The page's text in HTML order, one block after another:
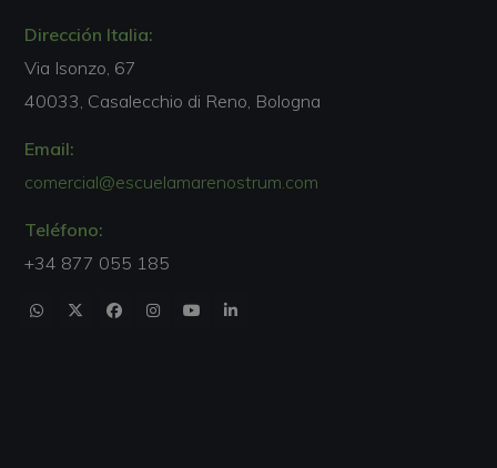
Dirección Italia:
Via Isonzo, 67
40033, Casalecchio di Reno, Bologna
Email:
comercial@escuelamarenostrum.com
Teléfono:
+34 877 055 185